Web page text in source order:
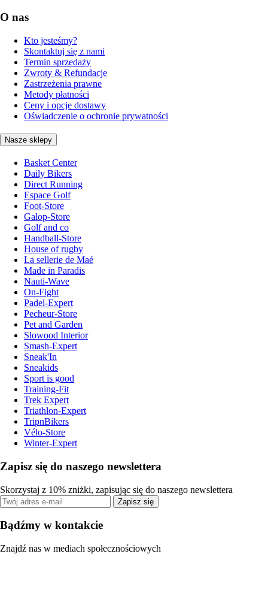
O nas
Kto jesteśmy?
Skontaktuj się z nami
Termin sprzedaży
Zwroty & Refundacje
Zastrzeżenia prawne
Metody płatności
Ceny i opcje dostawy
Oświadczenie o ochronie prywatności
Nasze sklepy
Basket Center
Daily Bikers
Direct Running
Espace Golf
Foot-Store
Galop-Store
Golf and co
Handball-Store
House of rugby
La sellerie de Maé
Made in Paradis
Nauti-Wave
On-Fight
Padel-Expert
Pecheur-Store
Pet and Garden
Slowood Interior
Smash-Expert
Sneak'In
Sneakids
Sport is good
Training-Fit
Trek Expert
Triathlon-Expert
TripnBikers
Vélo-Store
Winter-Expert
Zapisz się do naszego newslettera
Skorzystaj z 10% zniżki, zapisując się do naszego newslettera
Zapisz się
Bądźmy w kontakcie
Znajdź nas w mediach społecznościowych